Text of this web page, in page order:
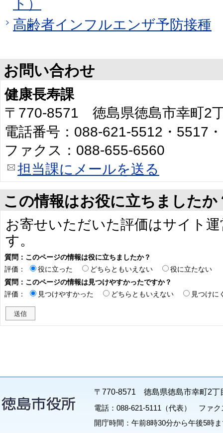
ト）
高齢者インフルエンザ予防接種
お問い合わせ
健康長寿課
〒770-8571 徳島県徳島市幸町2
電話番号：088-621-5512・5517
ファクス：088-655-6560
担当課にメールを送る
この情報はお役に立ちましたか
お寄せいただいた評価はサイト
す。
質問：このページの情報は役に立ちましたか？
評価：
役に立った どちらともいえない
役に立たない
質問：このページの情報は見つけやすかったですか？
評価：
見つけやすかった どちらともいえない 見つけに
〒770-8571 徳島県徳島市幸町2丁
電話：088-621-5111（代表） ファク
開庁時間：午前8時30分から午後5時